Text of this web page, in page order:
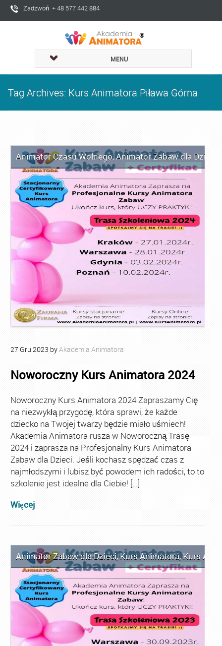
Zadzwoń + 48 577 442 884
MENU
Tag Archives: Kurs Animatora Piława Górna
Animator Czasu Wolnego,Animator Zabaw dla Dzieci
27 Gru 2023 byAkademia Animatora
Noworoczny Kurs Animatora 2024
Noworoczny Kurs Animatora 2024 Zapraszamy Cię
na niezwykłą przygodę, która sprawi, że każde
dziecko na Twojej twarzy będzie miało uśmiech!
Akademia Animatora rusza w Noworoczną Trasę
2024 i zaprasza na Profesjonalny Kurs Animatora
Zabaw dla Dzieci. Jeśli kochasz spędzać czas z
najmłodszymi i lubisz być powodem ich radości, to to
szkolenie jest idealne dla Ciebie! […]
Więcej
Animator Zabaw dla Dzieci,Kurs Animatora,Kurs